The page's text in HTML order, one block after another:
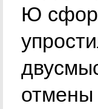
Ю
отмены